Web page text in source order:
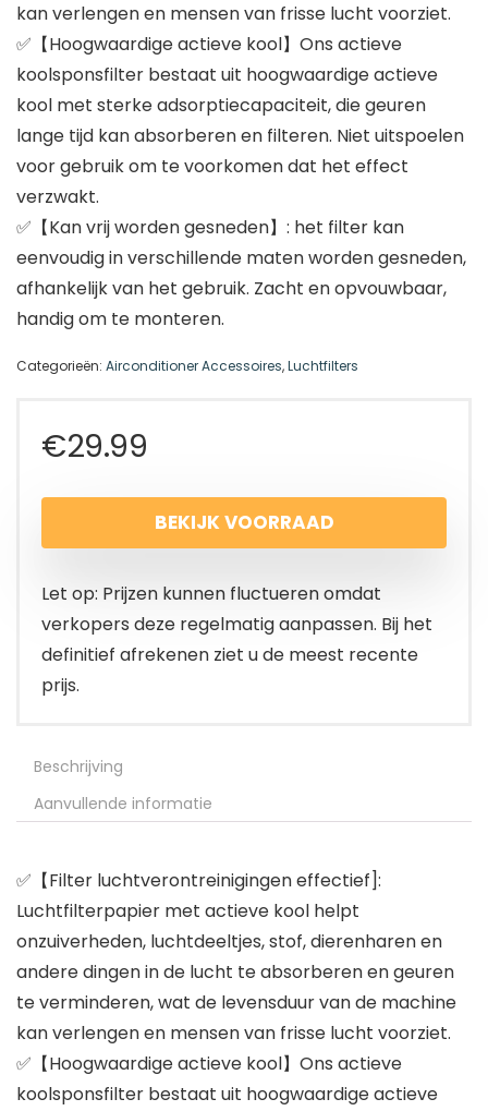
kan verlengen en mensen van frisse lucht voorziet.
✅【Hoogwaardige actieve kool】Ons actieve
koolsponsfilter bestaat uit hoogwaardige actieve
kool met sterke adsorptiecapaciteit, die geuren
lange tijd kan absorberen en filteren. Niet uitspoelen
voor gebruik om te voorkomen dat het effect
verzwakt.
✅【Kan vrij worden gesneden】: het filter kan
eenvoudig in verschillende maten worden gesneden,
afhankelijk van het gebruik. Zacht en opvouwbaar,
handig om te monteren.
Categorieën: Airconditioner Accessoires,Luchtfilters
€29.99
BEKIJK VOORRAAD
Let op: Prijzen kunnen fluctueren omdat
verkopers deze regelmatig aanpassen. Bij het
definitief afrekenen ziet u de meest recente
prijs.
Beschrijving
Aanvullende informatie
✅【Filter luchtverontreinigingen effectief]:
Luchtfilterpapier met actieve kool helpt
onzuiverheden, luchtdeeltjes, stof, dierenharen en
andere dingen in de lucht te absorberen en geuren
te verminderen, wat de levensduur van de machine
kan verlengen en mensen van frisse lucht voorziet.
✅【Hoogwaardige actieve kool】Ons actieve
koolsponsfilter bestaat uit hoogwaardige actieve